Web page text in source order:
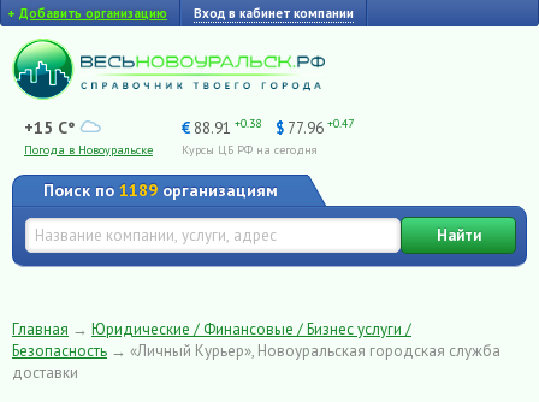
+ Добавить организацию Вход в кабинет компании
+15 C°
Погода в Новоуральске
€ 88.91 +0.38 $ 77.96 +0.47
Курсы ЦБ РФ на сегодня
Поиск по 1189 организациям
Найти
Главная → Юридические / Финансовые / Бизнес услуги /
Безопасность → «Личный Курьер», Новоуральская городская служба
доставки